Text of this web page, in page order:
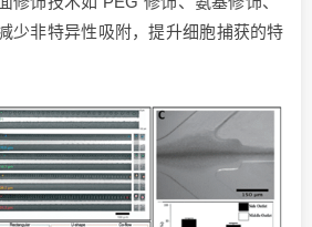
少非特异性吸附，提升细胞捕获的特